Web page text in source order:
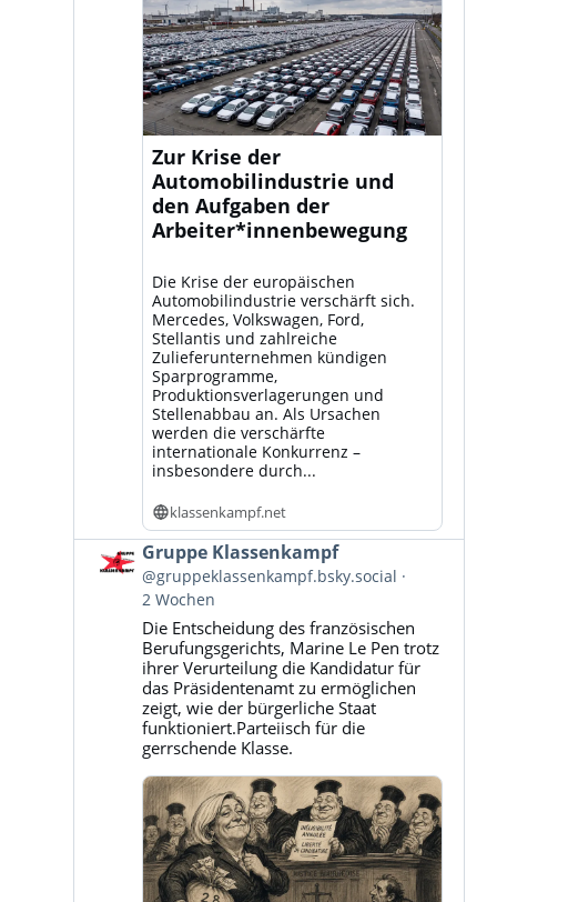
Zur Krise der
Automobilindustrie und
den Aufgaben der
Arbeiter*innenbewegung
Die Krise der europäischen
Automobilindustrie verschärft sich.
Mercedes, Volkswagen, Ford,
Stellantis und zahlreiche
Zulieferunternehmen kündigen
Sparprogramme,
Produktionsverlagerungen und
Stellenabbau an. Als Ursachen
werden die verschärfte
internationale Konkurrenz –
insbesondere durch...
klassenkampf.net
Beitrag
von
Gruppe
Klassenkampf
Bluesky
ansehen
Gruppe Klassenkampf
@gruppeklassenkampf.bsky.social
2 Wochen
Die Entscheidung des französischen
Berufungsgerichts, Marine Le Pen trotz
ihrer Verurteilung die Kandidatur für
das Präsidentenamt zu ermöglichen
zeigt, wie der bürgerliche Staat
funktioniert.Parteiisch für die
gerrschende Klasse.